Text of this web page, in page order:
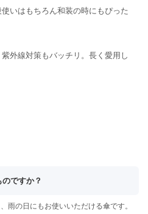
使いはもちろん和装の時にもぴった
外線対策もバッチリ。長く愛用し
ですか？
雨の日にもお使いいただける傘です。